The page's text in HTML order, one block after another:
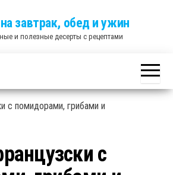
завтрак, обед и ужин
и полезные десерты с рецептами
с